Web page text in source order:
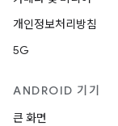
개인정보처리방침
5G
ANDROID 기기
큰 화면